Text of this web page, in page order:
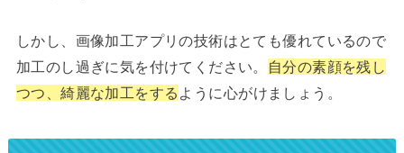
しかし、画像加工アプリの技術はとても優れているので
加工のし過ぎに気を付けてください。
自分の素顔を残し
つつ、綺麗な加工をする ように心がけましょう。